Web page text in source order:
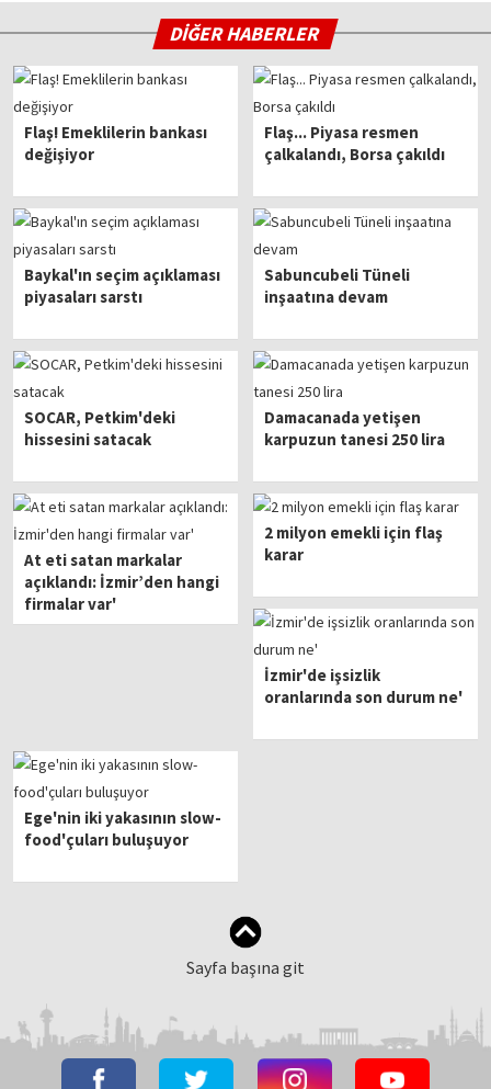
DİĞER HABERLER
Flaş! Emeklilerin bankası
değişiyor
Flaş... Piyasa resmen
çalkalandı, Borsa çakıldı
Baykal'ın seçim açıklaması
piyasaları sarstı
Sabuncubeli Tüneli
inşaatına devam
SOCAR, Petkim'deki
hissesini satacak
Damacanada yetişen
karpuzun tanesi 250 lira
At eti satan markalar
açıklandı: İzmir’den hangi
firmalar var'
2 milyon emekli için flaş
karar
İzmir'de işsizlik
oranlarında son durum ne'
Ege'nin iki yakasının slow-
food'çuları buluşuyor
Sayfa başına git